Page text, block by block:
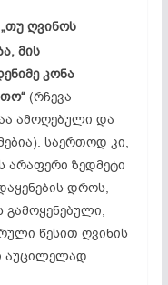
„თუ ღვინოს
მის
კონა
(რჩევა
ამოღებული და
საერთოდ კი,
არაფერი ზედმეტი
დროს,
გამოყენებული,
წესით ღვინის
აუცილელად